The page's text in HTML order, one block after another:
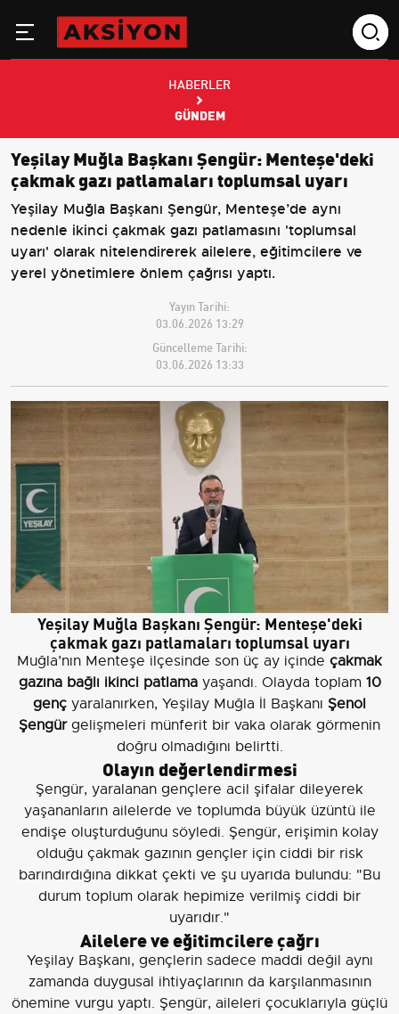
HABERLER
GÜNDEM
Yeşilay Muğla Başkanı Şengür: Menteşe'deki
çakmak gazı patlamaları toplumsal uyarı
Yeşilay Muğla Başkanı Şengür, Menteşe’de aynı
nedenle ikinci çakmak gazı patlamasını 'toplumsal
uyarı' olarak nitelendirerek ailelere, eğitimcilere ve
yerel yönetimlere önlem çağrısı yaptı.
Yayın Tarihi:
03.06.2026 13:29
Güncelleme Tarihi:
03.06.2026 13:33
Yeşilay Muğla Başkanı Şengür: Menteşe'deki
çakmak gazı patlamaları toplumsal uyarı
Muğla’nın Menteşe ilçesinde son üç ay içinde çakmak
gazına bağlı ikinci patlamayaşandı. Olayda toplam 10
genç yaralanırken, Yeşilay Muğla İl Başkanı Şenol
Şengürgelişmeleri münferit bir vaka olarak görmenin
doğru olmadığını belirtti.
Olayın değerlendirmesi
Şengür, yaralanan gençlere acil şifalar dileyerek
yaşananların ailelerde ve toplumda büyük üzüntü ile
endişe oluşturduğunu söyledi. Şengür, erişimin kolay
olduğu çakmak gazının gençler için ciddi bir risk
barındırdığına dikkat çekti ve şu uyarıda bulundu: "Bu
durum toplum olarak hepimize verilmiş ciddi bir
uyarıdır."
Ailelere ve eğitimcilere çağrı
Yeşilay Başkanı, gençlerin sadece maddi değil aynı
zamanda duygusal ihtiyaçlarının da karşılanmasının
önemine vurgu yaptı. Şengür, aileleri çocuklarıyla güçlü